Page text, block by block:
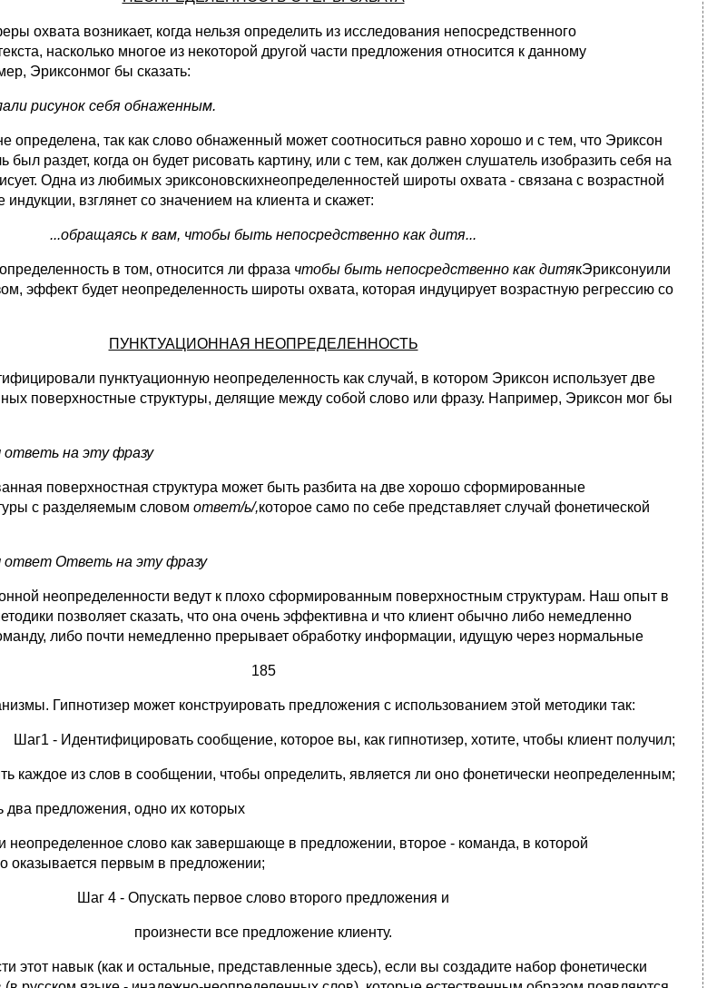
охвата возникает, когда нельзя определить из исследования непосредственного
насколько многое из некоторой другой части предложения относится к данному
Эриксонмог бы сказать:
рисунок себя обнаженным.
определена, так как слово обнаженный может соотноситься равно хорошо и с тем, что Эриксон
был раздет, когда он будет рисовать картину, или с тем, как должен слушатель изобразить себя на
Одна из любимых эриксоновскихнеопределенностей широты охвата - связана с возрастной
индукции, взглянет со значением на клиента и скажет:
...обращаясь к вам, чтобы быть непосредственно как дитя...
в том, относится ли фраза чтобы быть непосредственно как дитякЭриксонуили
эффект будет неопределенность широты охвата, которая индуцирует возрастную регрессию со
ПУНКТУАЦИОННАЯ НЕОПРЕДЕЛЕННОСТЬ
пунктуационную неопределенность как случай, в котором Эриксон использует две
поверхностные структуры, делящие между собой слово или фразу. Например, Эриксон мог бы
на эту фразу
поверхностная структура может быть разбита на две хорошо сформированные
с разделяемым словом ответ/ь/,которое само по себе представляет случай фонетической
ответ Ответь на эту фразу
неопределенности ведут к плохо сформированным поверхностным структурам. Наш опыт в
позволяет сказать, что она очень эффективна и что клиент обычно либо немедленно
либо почти немедленно прерывает обработку информации, идущую через нормальные
185
Гипнотизер может конструировать предложения с использованием этой методики так:
Шаг1 - Идентифицировать сообщение, которое вы, как гипнотизер, хотите, чтобы клиент получил;
каждое из слов в сообщении, чтобы определить, является ли оно фонетически неопределенным;
предложения, одно их которых
неопределенное слово как завершающе в предложении, второе - команда, в которой
оказывается первым в предложении;
Шаг 4 - Опускать первое слово второго предложения и
произнести все предложение клиенту.
этот навык (как и остальные, представленные здесь), если вы создадите набор фонетически